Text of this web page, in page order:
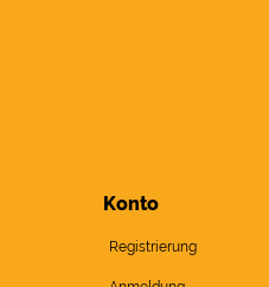
Konto
Registrierung